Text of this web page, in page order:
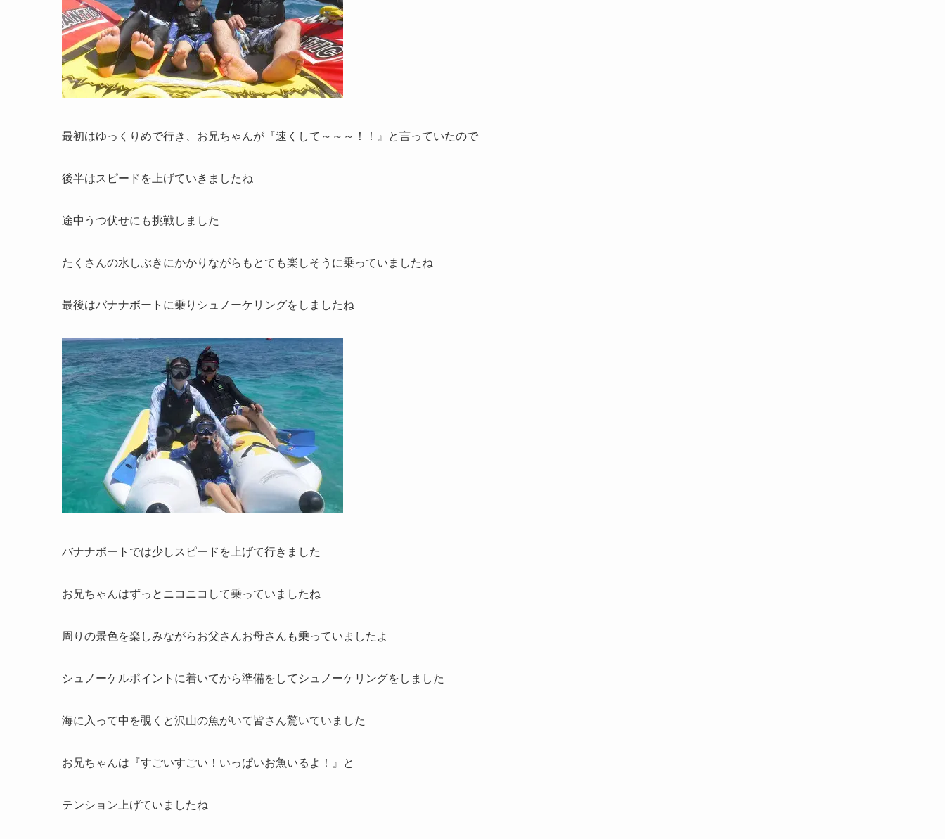
最初はゆっくりめで行き、お兄ちゃんが『速くして～～～！！』と言っていたので
後半はスピードを上げていきましたね
途中うつ伏せにも挑戦しました
たくさんの水しぶきにかかりながらもとても楽しそうに乗っていましたね
最後はバナナボートに乗りシュノーケリングをしましたね
バナナボートでは少しスピードを上げて行きました
お兄ちゃんはずっとニコニコして乗っていましたね
周りの景色を楽しみながらお父さんお母さんも乗っていましたよ
シュノーケルポイントに着いてから準備をしてシュノーケリングをしました
海に入って中を覗くと沢山の魚がいて皆さん驚いていました
お兄ちゃんは『すごいすごい！いっぱいお魚いるよ！』と
テンション上げていましたね